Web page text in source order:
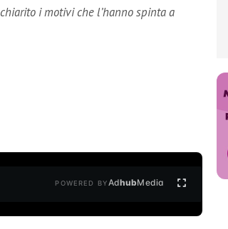
i motivi che l’hanno spinta a
POWERED BYAdhubMedia